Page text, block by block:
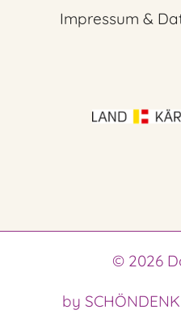
Impressum &
© 2026
by